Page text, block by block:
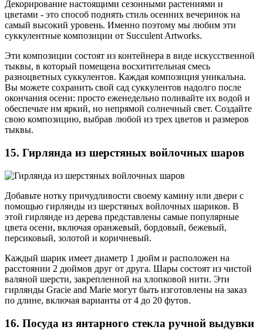
Декорирование настоящими сезонными растениями и
цветами - это способ поднять стиль осенних вечеринок на
самый высокий уровень. Именно поэтому мы любим эти
суккулентные композиции от Succulent Artworks.
Эти композиции состоят из контейнера в виде искусственной
тыквы, в который помещена восхитительная смесь
разноцветных суккулентов. Каждая композиция уникальна.
Вы можете сохранить свой сад суккулентов надолго после
окончания осени: просто еженедельно поливайте их водой и
обеспечьте им яркий, но непрямой солнечный свет. Создайте
свою композицию, выбрав любой из трех цветов и размеров
тыквы.
15. Гирлянда из шерстяных войлочных шаров
Добавьте нотку причудливости своему камину или двери с
помощью гирлянды из шерстяных войлочных шариков. В
этой гирлянде из дерева представлены самые популярные
цвета осени, включая оранжевый, бордовый, бежевый,
персиковый, золотой и коричневый.
Каждый шарик имеет диаметр 1 дюйм и расположен на
расстоянии 2 дюймов друг от друга. Шары состоят из чистой
валяной шерсти, закрепленной на хлопковой нити. Эти
гирлянды Gracie and Marie могут быть изготовлены на заказ
по длине, включая варианты от 4 до 20 футов.
16. Посуда из янтарного стекла ручной выдувки